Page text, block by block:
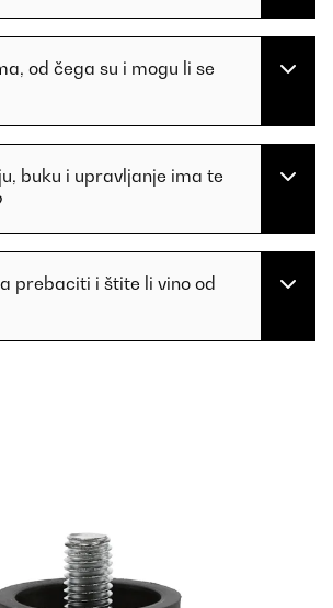
od čega su i mogu li se
buku i upravljanje ima te
prebaciti i štite li vino od